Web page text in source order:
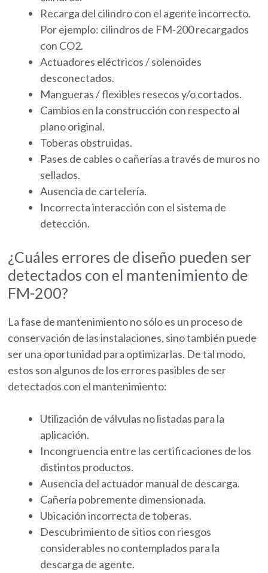
Recarga del cilindro con el agente incorrecto.
Por ejemplo: cilindros de FM-200 recargados
con CO2.
Actuadores eléctricos / solenoides
desconectados.
Mangueras / flexibles resecos y/o cortados.
Cambios en la construcción con respecto al
plano original.
Toberas obstruidas.
Pases de cables o cañerías a través de muros no
sellados.
Ausencia de cartelería.
Incorrecta interacción con el sistema de
detección.
¿Cuáles errores de diseño pueden ser
detectados con el mantenimiento de
FM-200?
La fase de mantenimiento no sólo es un proceso de
conservación de las instalaciones, sino también puede
ser una oportunidad para optimizarlas. De tal modo,
estos son algunos de los errores pasibles de ser
detectados con el mantenimiento:
Utilización de válvulas no listadas para la
aplicación.
Incongruencia entre las certificaciones de los
distintos productos.
Ausencia del actuador manual de descarga.
Cañería pobremente dimensionada.
Ubicación incorrecta de toberas.
Descubrimiento de sitios con riesgos
considerables no contemplados para la
descarga de agente.